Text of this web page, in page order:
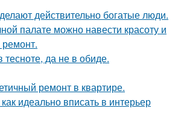
действительно богатые люди.
палате можно навести красоту и
тесноте, да не в обиде.
ремонт в квартире.
идеально вписать в интерьер